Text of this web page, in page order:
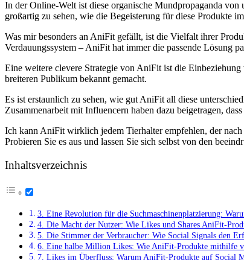
In der Online-Welt ist diese organische Mundpropaganda
großartig zu sehen, wie die Begeisterung für diese Produkte
Was mir besonders an AniFit gefällt, ist die Vielfalt ihrer
Verdauungssystem – AniFit hat immer die passende Lösung
Eine weitere clevere Strategie von AniFit ist die
breiteren Publikum bekannt gemacht.
Es ist erstaunlich zu sehen, wie gut AniFit all diese
Zusammenarbeit mit Influencern haben dazu beigetragen,
Ich kann AniFit wirklich jedem Tierhalter empfehlen, der
Probieren Sie es aus und lassen Sie sich selbst von den
Inhaltsverzeichnis
3. Eine Revolution für die Suchmaschinenplatzierung:
4. Die Macht der Nutzer: Wie Likes und Shares AniFit-
5. Die Stimmer der Verbraucher: Wie Social Signals den
6. Eine halbe Million Likes: Wie AniFit-Produkte mithilfe
7. Likes im Überfluss: Warum AniFit-Produkte auf Social